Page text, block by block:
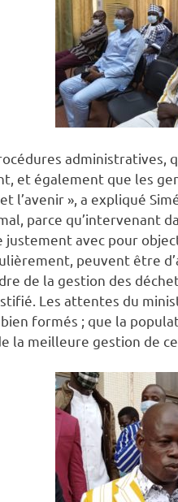
administratives,
et également que les
l’avenir », a expliqué
parce qu’intervenant
justement avec pour
peuvent être
de la gestion des
Les attentes du
formés ; que la
la meilleure gestion de